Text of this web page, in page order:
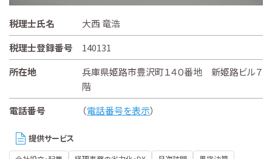
税理士氏名
大西 竜浩
税理士登録番号
140131
所在地
兵庫県姫路市豊沢町１４０番地 新姫路ビル７
階
電話番号
（電話番号を表示）
提供サービス